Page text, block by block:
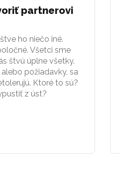
partnerovi
ho niečo iné.
Všetci sme
štvú úplne všetky.
požiadavky, sa
Ktoré to sú?
z úst?